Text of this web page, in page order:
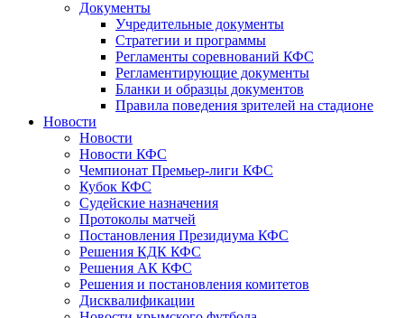
Документы
Учредительные документы
Стратегии и программы
Регламенты соревнований КФС
Регламентирующие документы
Бланки и образцы документов
Правила поведения зрителей на стадионе
Новости
Новости
Новости КФС
Чемпионат Премьер-лиги КФС
Кубок КФС
Судейские назначения
Протоколы матчей
Постановления Президиума КФС
Решения КДК КФС
Решения АК КФС
Решения и постановления комитетов
Дисквалификации